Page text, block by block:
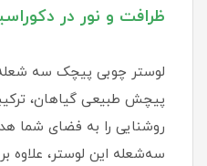
ظرافت و نور در
لوستر چوبی پیچک سه
پیچش طبیعی گیاهان،
روشنایی را به فضای شما
سه‌شعله این لوستر، علاوه